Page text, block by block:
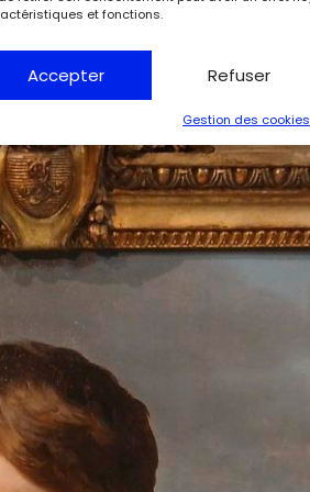
et fonctions.
Accepter Refuser
Gestion des cookies